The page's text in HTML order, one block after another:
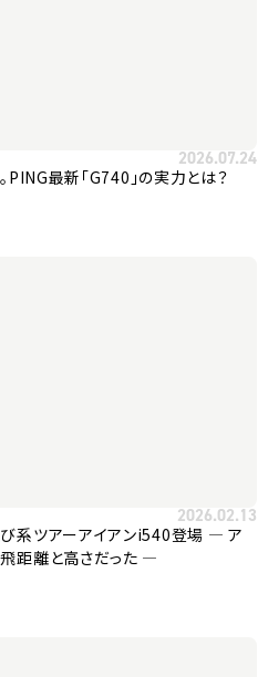
2026.07.24
PING最新「G740」の実力とは？
2026.02.13
ツアーアイアンi540登場 ― ア
距離と高さだった ―